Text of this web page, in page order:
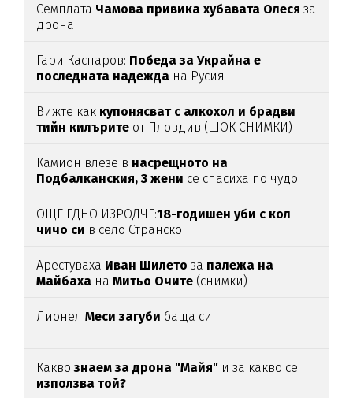
Семплата Чамова привика хубавата Олеся за
дрона
Гари Каспаров: Победа за Украйна е
последната надежда на Русия
Вижте как купонясват с алкохол и брадви
тийн килърите от Пловдив (ШОК СНИМКИ)
Камион влезе в насрещното на
Подбалканския, 3 жени се спасиха по чудо
ОЩЕ ЕДНО ИЗРОДЧЕ:18-годишен уби с кол
чичо си в село Странско
Арестуваха Иван Шилетоза палежа на
Майбаха наМитьо Очите (снимки)
Лионел Меси загуби баща си
Каквознаем за дрона "Майя" и за какво се
използва той?